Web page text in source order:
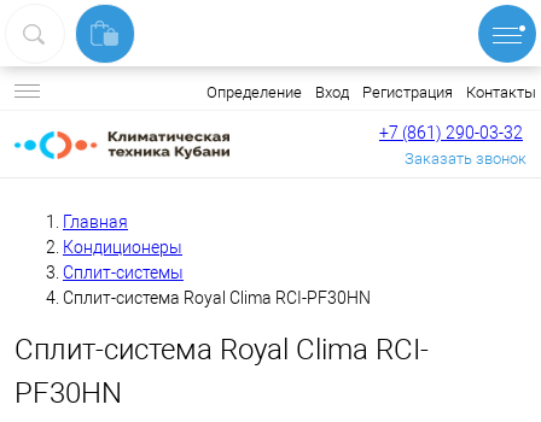
Определение Вход Регистрация Контакты
+7 (861) 290-03-32
Заказать звонок
Главная
Кондиционеры
Сплит-системы
Сплит-система Royal Clima RCI-PF30HN
Сплит-система Royal Clima RCI-
PF30HN